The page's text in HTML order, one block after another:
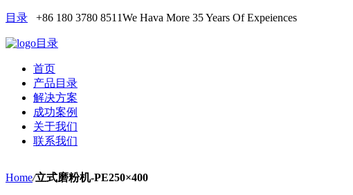
目录 +86 180 3780 8511We Hava More 35 Years Of Expeiences
目录
首页
产品目录
解决方案
成功案例
关于我们
联系我们
Home/立式磨粉机-PE250×400